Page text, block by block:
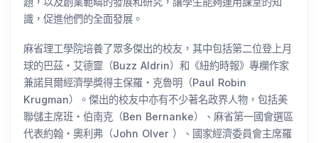
識，促進他們的全面發展。
麻省理工學院培養了眾多傑出的校友，其中包括第二位登上月
球的巴茲・艾德靈（Buzz Aldrin）和《紐約時報》專欄作家
兼諾貝爾經濟學獎得主保羅・克魯明（Paul Robin
Krugman）。傑出的校友中亦有不少著名政界人物，包括美
聯儲主席班・伯南克（Ben Bernanke）、麻省第一國會選區
代表約翰・奧利弗（John Olver ）、國家經濟委員會主席羅